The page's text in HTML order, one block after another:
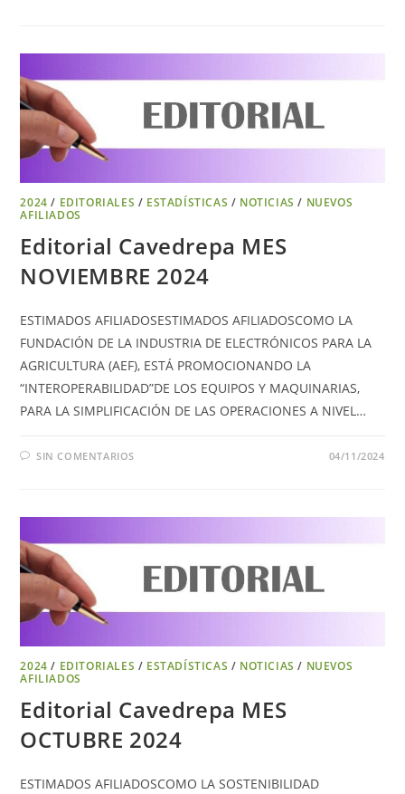
2024 / EDITORIALES / ESTADÍSTICAS / NOTICIAS / NUEVOS
AFILIADOS
Editorial Cavedrepa MES
NOVIEMBRE 2024
ESTIMADOS AFILIADOSESTIMADOS AFILIADOSCOMO LA
FUNDACIÓN DE LA INDUSTRIA DE ELECTRÓNICOS PARA LA
AGRICULTURA (AEF), ESTÁ PROMOCIONANDO LA
“INTEROPERABILIDAD”DE LOS EQUIPOS Y MAQUINARIAS,
PARA LA SIMPLIFICACIÓN DE LAS OPERACIONES A NIVEL…
SIN COMENTARIOS 04/11/2024
2024 / EDITORIALES / ESTADÍSTICAS / NOTICIAS / NUEVOS
AFILIADOS
Editorial Cavedrepa MES
OCTUBRE 2024
ESTIMADOS AFILIADOSCOMO LA SOSTENIBILIDAD